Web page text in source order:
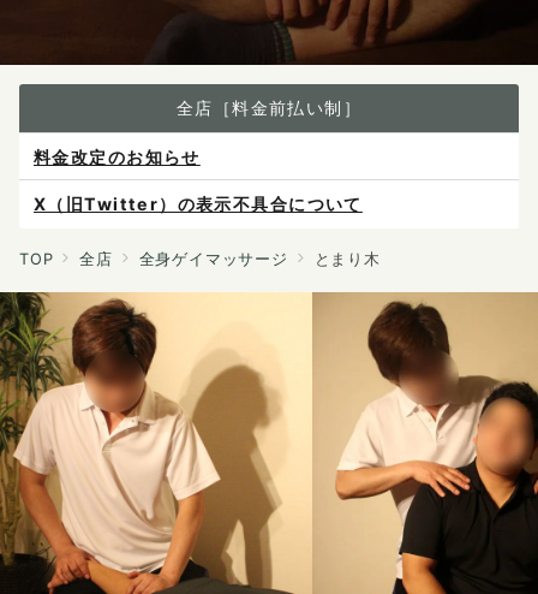
全店［料金前払い制］
X（旧Twitter）の表示不具合について
ご予約は各店へ直接お問い合わせください。
料金は当日施術前にお支払いください。
感染症防止対策について
料金改定のお知らせ
TOP 全店 全身ゲイマッサージ とまり木